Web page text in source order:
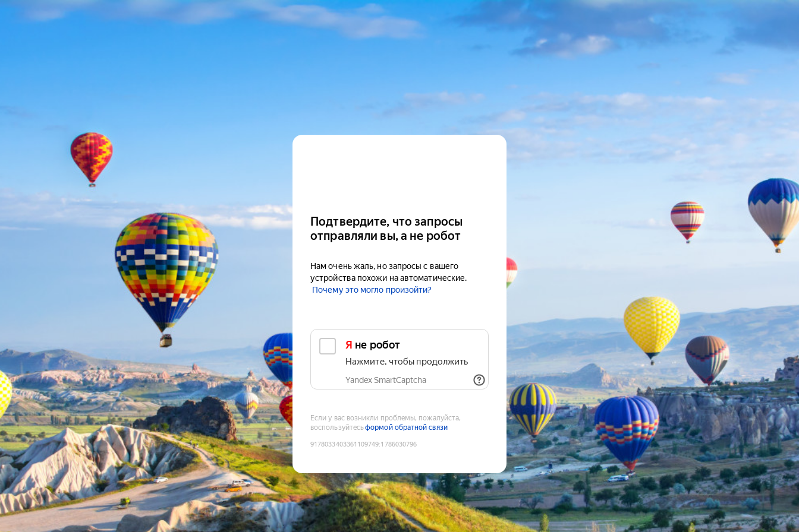
Подтвердите, что запросы
отправляли вы, а не робот
Нам очень жаль, но запросы с вашего
устройства похожи на автоматические.
Почему это могло произойти?
Я не робот
Нажмите, чтобы продолжить
Yandex SmartCaptcha
Если у вас возникли проблемы, пожалуйста,
воспользуйтесьформой обратной связи
9178033403361109749:1786030796